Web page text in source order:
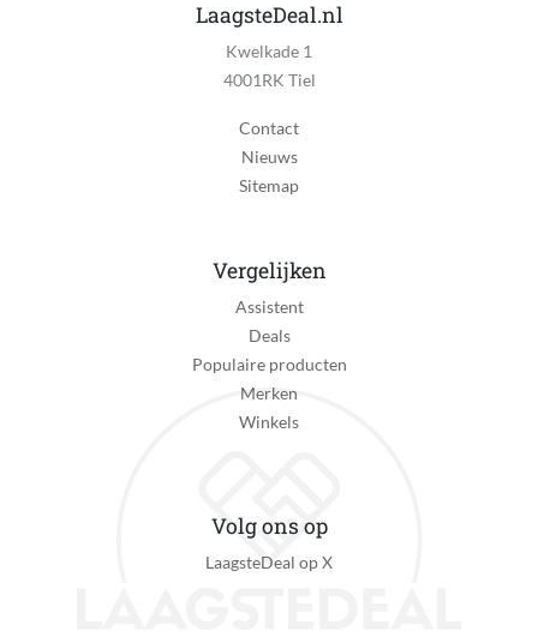
LaagsteDeal.nl
Kwelkade 1
4001RK Tiel
Contact
Nieuws
Sitemap
Vergelijken
Assistent
Deals
Populaire producten
Merken
Winkels
Volg ons op
LaagsteDeal op X